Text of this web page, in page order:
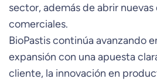
sector, además de abrir
comerciales.
BioPastis continúa avanzando
expansión con una apuesta
cliente, la innovación en